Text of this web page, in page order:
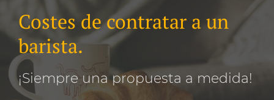
Costes de contratar a un
barista.
¡Siempre una propuesta a medida!